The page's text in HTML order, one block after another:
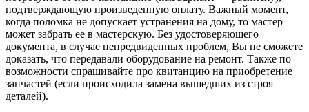
подтверждающую произведенную оплату. Важный момент,
когда поломка не допускает устранения на дому, то мастер
может забрать ее в мастерскую. Без удостоверяющего
документа, в случае непредвиденных проблем, Вы не сможете
доказать, что передавали оборудование на ремонт. Также по
возможности спрашивайте про квитанцию на приобретение
запчастей (если происходила замена вышедших из строя
деталей).